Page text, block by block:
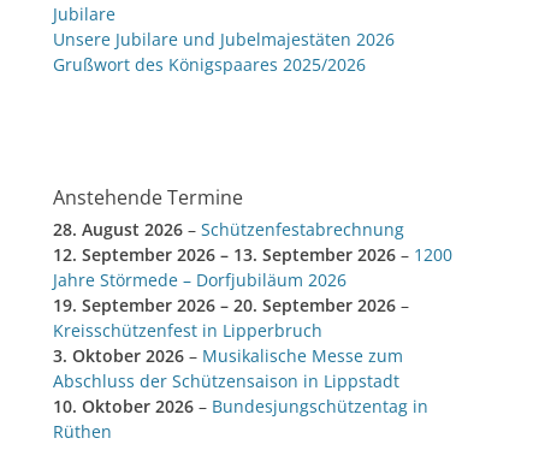
Jubilare
Unsere Jubilare und Jubelmajestäten 2026
Grußwort des Königspaares 2025/2026
Anstehende Termine
28. August 2026 – Schützenfestabrechnung
12. September 2026 – 13. September 2026 – 1200
Jahre Störmede – Dorfjubiläum 2026
19. September 2026 – 20. September 2026 –
Kreisschützenfest in Lipperbruch
3. Oktober 2026 – Musikalische Messe zum
Abschluss der Schützensaison in Lippstadt
10. Oktober 2026 – Bundesjungschützentag in
Rüthen